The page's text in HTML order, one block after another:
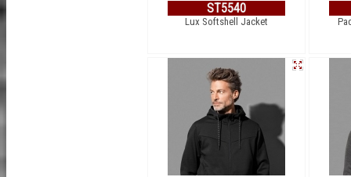
ST5540
Lux Softshell Jacket